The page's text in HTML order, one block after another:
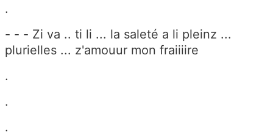
.
- - - Zi va .. ti li ... la saleté a li pleinz ...
plurielles ... z'amouur mon fraiiiire
.
.
.